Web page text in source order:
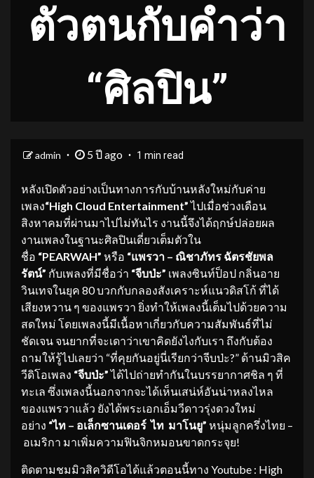
ตัวตนกับคำว่า
“ศิลปิน”
admin 5 ปี ago 1 min read
หลังเปิดตัวอย่างเป็นทางการกับบ้านหลังใหม่กับค่าย
เพลง“High Cloud Entertainment”ไปเมื่อช่วงเดือน
สิงหาคมที่ผ่านมาไปไม่ทันไร งานนี้จึงได้ฤกษ์ปล่อยผล
งานเพลงในฐานะศิลปินเดี่ยวเต็มตัวใน
ชื่อ “PEARWAH” หรือ “แพรวา – ณิชาภัทร ฉัตรชัยพล
รัตน์” กับเพลงที่มีชื่อว่า “จีบป่ะ” เพลงซินท์ป็อป กลิ่นอาย
วินเทจในยุค 80 บวกกับกลองสังเคราะห์แนวดิสโก้ ที่ได้
เสียงหวาน ๆ ของแพรวา ยิ่งทำให้เพลงนี้เต็มไปด้วยความ
สดใหม่ โดยเพลงนี้มีเนื้อหาเกี่ยวกับความสัมพันธ์ที่ไม่
ชัดเจน จนยากที่จะเดาว่าเขาคิดยังไงกับเรา ถึงกับต้อง
ถามให้รู้ไปเลยว่า “ที่คุยกันอยู่นี่เรียกว่าจีบป่ะ?” ด้านมิวสิค
วีดิโอเพลง “จีบป่ะ”ได้ไปถ่ายทำกันในบรรยากาศชิล ๆ ที่
ทะเล ซึ่งเพลงนี้นอกจากจะได้เห็นเสน่ห์อันน่าหลงไหล
ของแพรวาแล้ว ยังได้พระเอกเอ็มวีดาวรุ่งดวงใหม่
อย่าง “ไท – อเล็กซานเดอร์ ไท มาโนยู” หนุ่มลูกครึ่งไทย –
อเมริกา มาเพิ่มความฟินจิกหมอนขาดกระจุย!
ติดตามชมมิวสิควิดีโอได้แล้วตอนนี้ทาง Youtube : High